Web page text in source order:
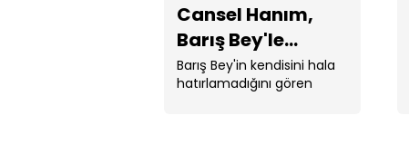
Cansel Hanım,
Barış Bey'le
görüşmeyi
reddediyor!
Barış Bey'in kendisini hala
hatırlamadığını gören